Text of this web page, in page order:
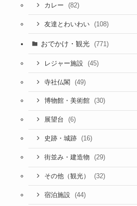
カレー (82)
友達とわいわい (108)
おでかけ・観光 (771)
レジャー施設 (45)
寺社仏閣 (49)
博物館・美術館 (30)
展望台 (6)
史跡・城跡 (16)
街並み・建造物 (29)
その他（観光） (32)
宿泊施設 (44)